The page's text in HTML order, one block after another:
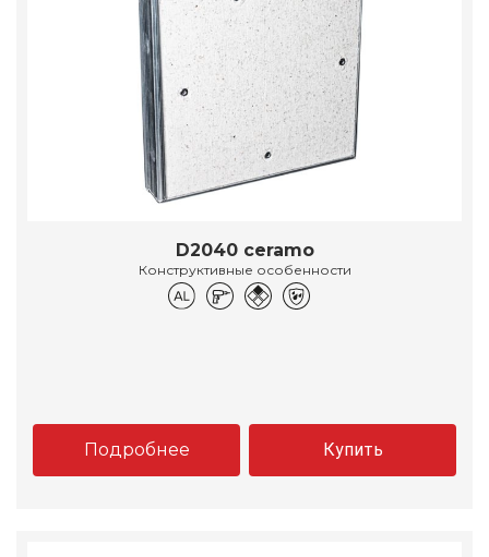
D2040 ceramo
Конструктивные особенности
Подробнее Купить